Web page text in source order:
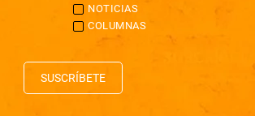
NOTICIAS
COLUMNAS
SUSCRÍBETE